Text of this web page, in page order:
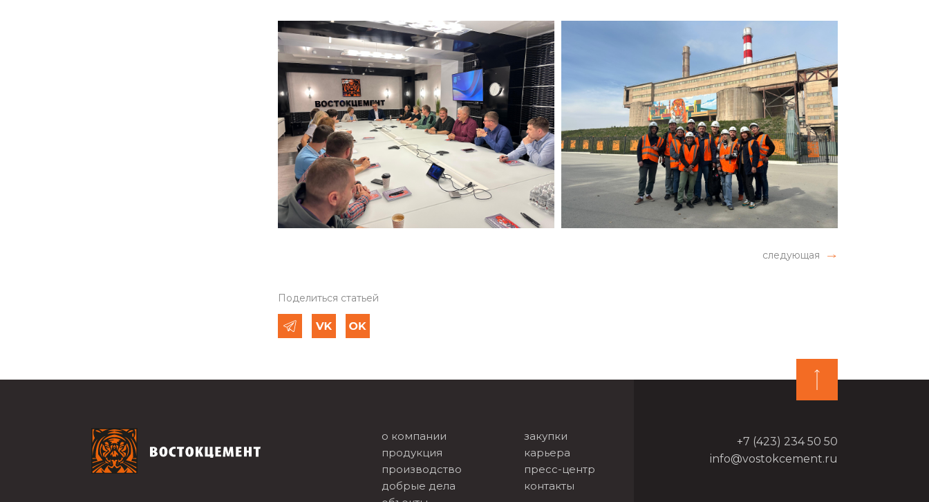
следующая
Поделиться статьей
о компании
продукция
производство
добрые дела
закупки
карьера
пресс-центр
контакты
+7 (423) 234 50 50
info@vostokcement.ru